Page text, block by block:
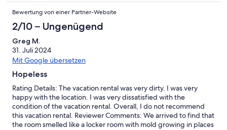
flood from the upper floor) continued to contact management
with no answer. I sent a message daily. Chairs outside were
broke at arrival. When we left I got charged for ruined linen and
we did not do anything to the linen. I requested a picture and
never received one.
Bewertung von einer Partner-Website
2/10 – Ungenügend
Greg M.
31. Juli 2024
Mit Google übersetzen
Hopeless
Rating Details: The vacation rental was very dirty. I was very
happy with the location. I was very dissatisfied with the
condition of the vacation rental. Overall, I do not recommend
this vacation rental. Reviewer Comments: We arrived to find that
the room smelled like a locker room with mold growing in places